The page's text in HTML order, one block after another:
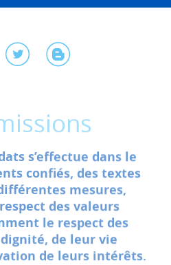
s’effectue dans le
confiés, des textes
mesures,
des valeurs
le respect des
de leur vie
de leurs intérêts.